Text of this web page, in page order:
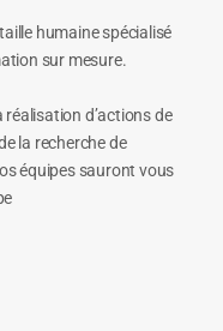
humaine spécialisé
sur mesure.
réalisation d’actions de
la recherche de
équipes sauront vous